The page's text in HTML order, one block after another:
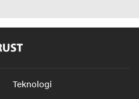
Teknologi